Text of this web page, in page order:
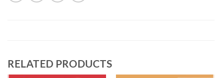
RELATED PRODUCTS